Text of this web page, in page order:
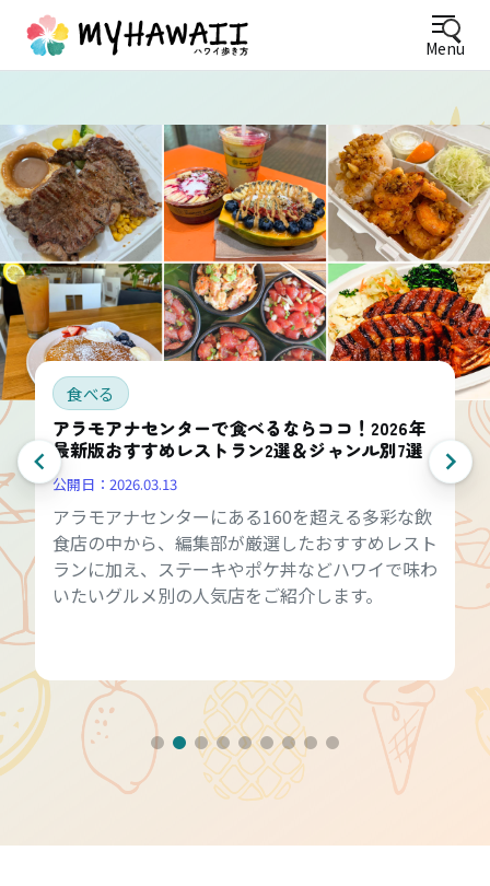
Menu
食べる
アラモアナセンターで食べるならココ！2026年
最新版おすすめレストラン2選＆ジャンル別7選
公開日： 2026.03.13
アラモアナセンターにある160を超える多彩な飲
食店の中から、編集部が厳選したおすすめレスト
ランに加え、ステーキやポケ丼などハワイで味わ
いたいグルメ別の人気店をご紹介します。